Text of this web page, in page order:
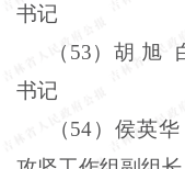
书记
（ 53）胡 旭
书记
（54）侯英华